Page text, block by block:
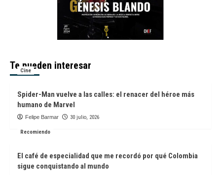
Te pueden interesar
Cine
Spider-Man vuelve a las calles: el renacer del héroe más
humano de Marvel
Felipe Barmar 30 julio, 2026
Recomiendo
El café de especialidad que me recordó por qué Colombia
sigue conquistando al mundo